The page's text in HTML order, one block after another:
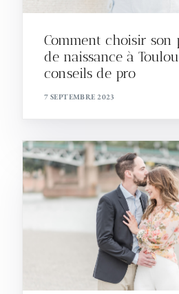
Comment choisir son
de naissance à
conseils de pro
7 SEPTEMBRE 2023